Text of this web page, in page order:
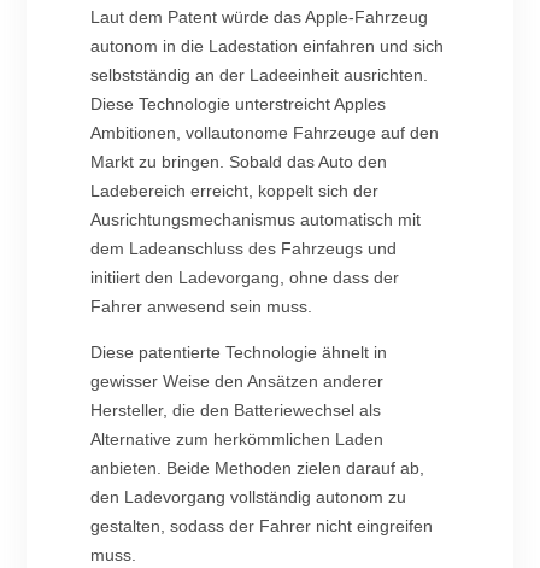
Laut dem Patent würde das Apple-Fahrzeug
autonom in die Ladestation einfahren und sich
selbstständig an der Ladeeinheit ausrichten.
Diese Technologie unterstreicht Apples
Ambitionen, vollautonome Fahrzeuge auf den
Markt zu bringen. Sobald das Auto den
Ladebereich erreicht, koppelt sich der
Ausrichtungsmechanismus automatisch mit
dem Ladeanschluss des Fahrzeugs und
initiiert den Ladevorgang, ohne dass der
Fahrer anwesend sein muss.
Diese patentierte Technologie ähnelt in
gewisser Weise den Ansätzen anderer
Hersteller, die den Batteriewechsel als
Alternative zum herkömmlichen Laden
anbieten. Beide Methoden zielen darauf ab,
den Ladevorgang vollständig autonom zu
gestalten, sodass der Fahrer nicht eingreifen
muss.